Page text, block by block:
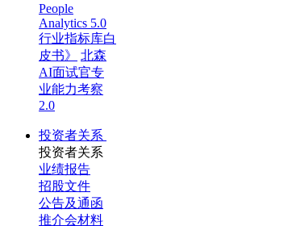
People
Analytics 5.0
行业指标库白
皮书》
北森
AI面试官专
业能力考察
2.0
投资者关系
投资者关系
业绩报告
招股文件
公告及通函
推介会材料